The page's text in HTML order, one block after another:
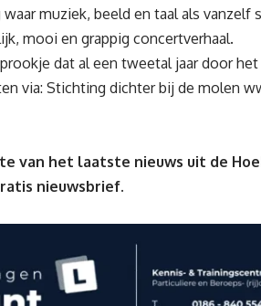
muziek, beeld en taal als vanzelf
mooi en grappig concertverhaal.
dat al een tweetal jaar door
via: Stichting dichter bij de molen
van het laatste nieuws uit de
nieuwsbrief.